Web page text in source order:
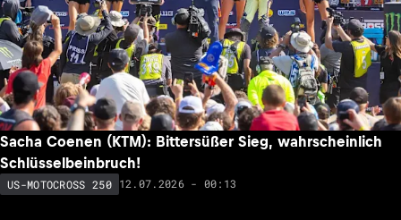
Sacha Coenen (KTM): Bittersüßer Sieg, wahrscheinlich
Schlüsselbeinbruch!
US-MOTOCROSS 250 12.07.2026 - 00:13